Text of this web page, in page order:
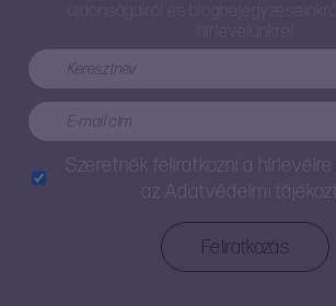
hírlevelünkre!
Szeretnék feliratkozni a
az Adatvédelmi